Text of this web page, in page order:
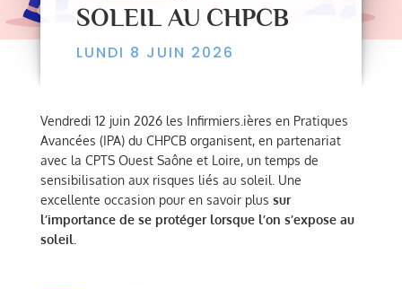
SOLEIL AU CHPCB
LUNDI 8 JUIN 2026
Vendredi 12 juin 2026 les Infirmiers.ières en Pratiques
Avancées (IPA) du CHPCB organisent, en partenariat
avec la CPTS Ouest Saône et Loire, un temps de
sensibilisation aux risques liés au soleil. Une
excellente occasion pour en savoir plus sur
l’importance de se protéger lorsque l’on s’expose au
soleil